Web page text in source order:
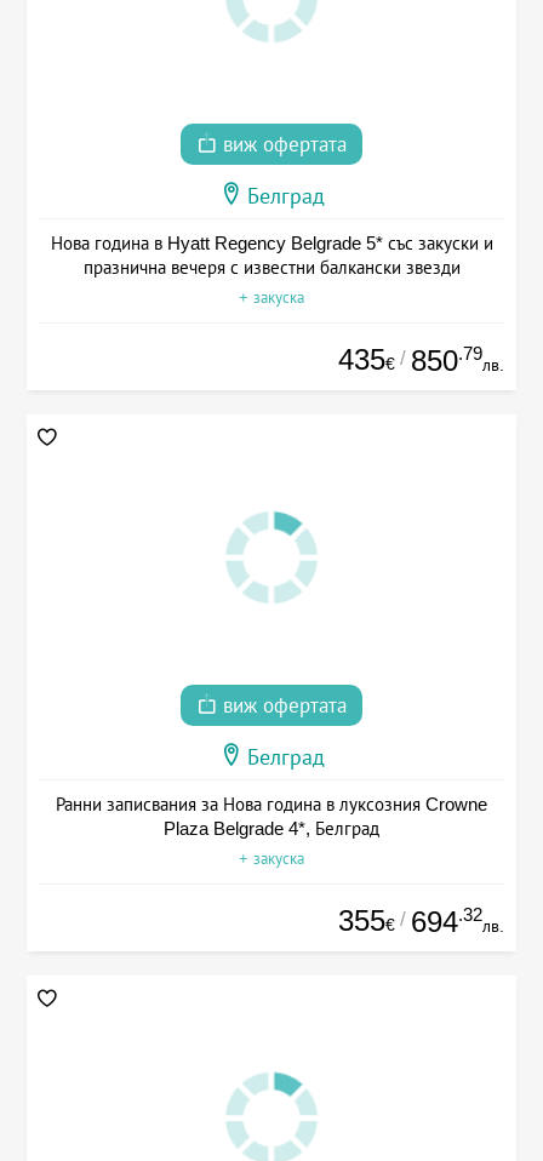
виж офертата
Белград
Нова година в Hyatt Regency Belgrade 5* със закуски и
празнична вечеря с известни балкански звезди
+ закуска
435€ / 850.79
лв.
виж офертата
Белград
Ранни записвания за Нова година в луксозния Crowne
Plaza Belgrade 4*, Белград
+ закуска
355€ / 694.32
лв.